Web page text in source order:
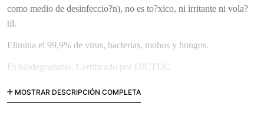
como medio de desinfeccio?n), no es to?xico, ni irritante ni vola?
til.
Elimina el 99,9% de virus, bacterias, mohos y hongos.
Es biodegradable. Certificado por DICTUC
500 ml.
MOSTRAR DESCRIPCIÓN COMPLETA